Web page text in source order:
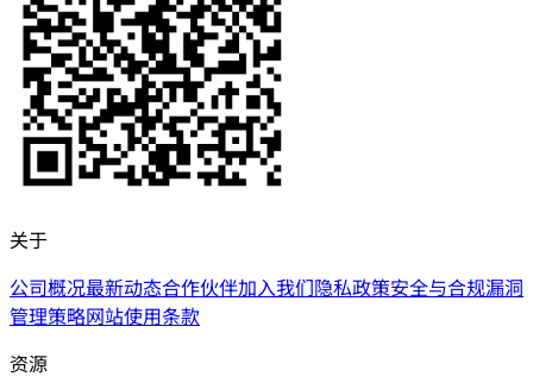
关于
公司概况最新动态合作伙伴加入我们隐私政策安全与合规漏洞
管理策略网站使用条款
资源